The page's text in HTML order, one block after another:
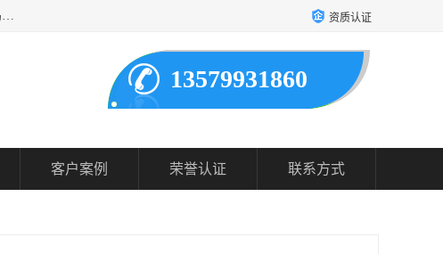
乌鲁木齐福寿家园商务咨询服务有限公司从事：殡葬服务、福寿园、公墓、墓地、迁坟服务等服务，全国统一热线电话：*。乌鲁木齐福寿家园商务咨询服务有限公司提供多种一条龙服务套餐，满足各阶层的实际需求。实实在在做到省心、省力、省钱。 资质认证
13579931860
客户案例 荣誉认证 联系方式